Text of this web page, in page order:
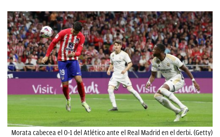
Morata cabecea el 0-1 del Atlético ante el Real Madrid en el derbi. (Getty)